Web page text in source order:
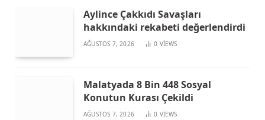
Aylince Çakkıdı Savaşları
hakkındaki rekabeti değerlendirdi
AĞUSTOS 7, 2026 0 VIEWS
Malatyada 8 Bin 448 Sosyal
Konutun Kurası Çekildi
AĞUSTOS 7, 2026 0 VIEWS